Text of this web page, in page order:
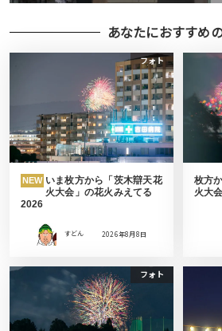
あなたにおすすめ
フォト
NEW いま枚方から「茨木辯天花
火大会」の花火みえてる
2026
すどん 2026年8月8日
枚方
火大会
フォト